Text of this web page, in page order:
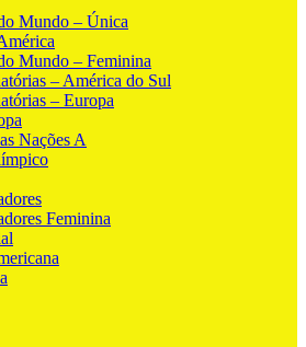
Mundo – Única
Mundo – Feminina
– América do Sul
– Europa
Nações A
Feminina